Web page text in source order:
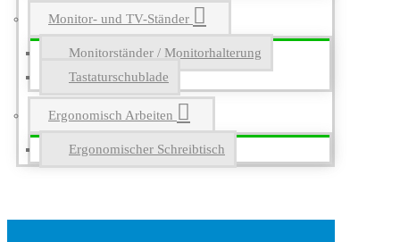
Monitor- und TV-Ständer
Monitorständer / Monitorhalterung
Tastaturschublade
Ergonomisch Arbeiten
Ergonomischer Schreibtisch